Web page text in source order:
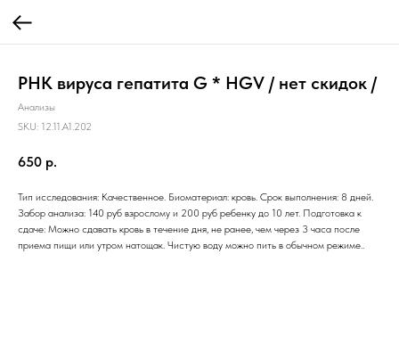
РНК вируса гепатита G * HGV / нет скидок /
Анализы
SKU: 12.11.A1.202
650 р.
Тип исследования: Качественное. Биоматериал: кровь. Срок выполнения: 8 дней.
Забор анализа: 140 руб взрослому и 200 руб ребенку до 10 лет. Подготовка к
сдаче: Можно сдавать кровь в течение дня, не ранее, чем через 3 часа после
приема пищи или утром натощак. Чистую воду можно пить в обычном режиме..